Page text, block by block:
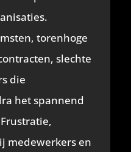
torenhoge
slechte
die
het spannend
medewerkers en